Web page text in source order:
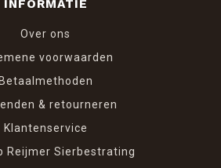
INFORMATIE
Over ons
voorwaarden
Betaalmethoden
& retourneren
Klantenservice
Reijmer Sierbestrating